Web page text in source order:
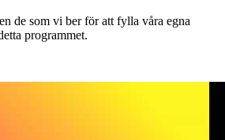
de som vi ber för att fylla våra egna
programmet.